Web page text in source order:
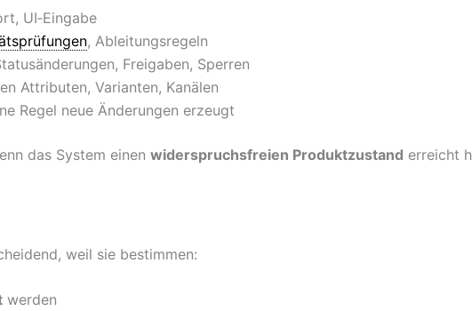
UI‑Eingabe
, Ableitungsregeln
Freigaben, Sperren
Attributen, Varianten, Kanälen
Regel neue Änderungen erzeugt
das System einen widerspruchsfreien Produktzustand erreicht
weil sie bestimmen:
werden